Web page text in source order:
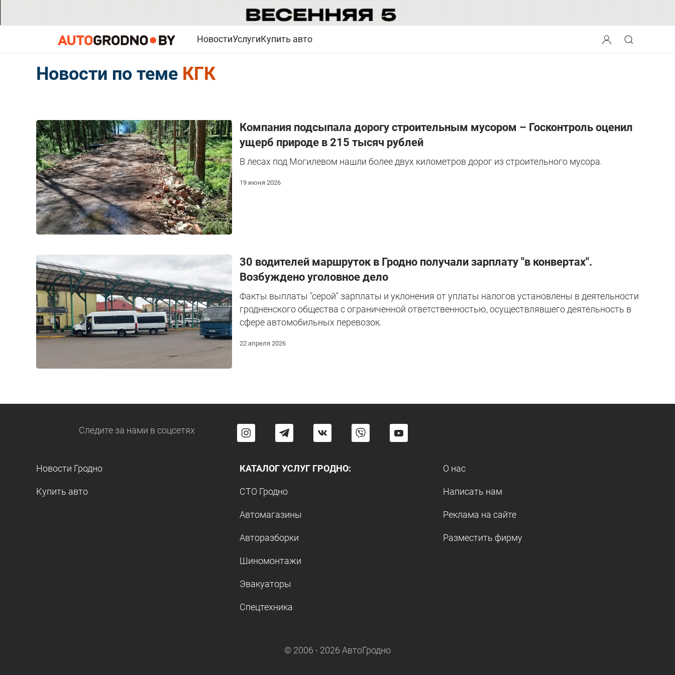
НовостиУслугиКупить авто
Новости по теме КГК
Компания подсыпала дорогу строительным мусором – Госконтроль оценил
ущерб природе в 215 тысяч рублей
В лесах под Могилевом нашли более двух километров дорог из строительного мусора.
19 июня 2026
30 водителей маршруток в Гродно получали зарплату "в конвертах".
Возбуждено уголовное дело
Факты выплаты "серой" зарплаты и уклонения от уплаты налогов установлены в деятельности
гродненского общества с ограниченной ответственностью, осуществлявшего деятельность в
сфере автомобильных перевозок.
22 апреля 2026
Следите за нами в соцсетях
Новости Гродно
Купить авто
КАТАЛОГ УСЛУГ ГРОДНО:
СТО Гродно
Автомагазины
Авторазборки
Шиномонтажи
Эвакуаторы
Спецтехника
О нас
Написать нам
Реклама на сайте
Разместить фирму
© 2006 - 2026 АвтоГродно